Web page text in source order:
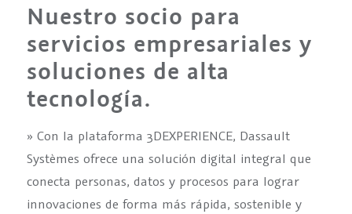
Nuestro socio para
servicios empresariales y
soluciones de alta
tecnología.
» Con la plataforma 3DEXPERIENCE, Dassault
Systèmes ofrece una solución digital integral que
conecta personas, datos y procesos para lograr
innovaciones de forma más rápida, sostenible y